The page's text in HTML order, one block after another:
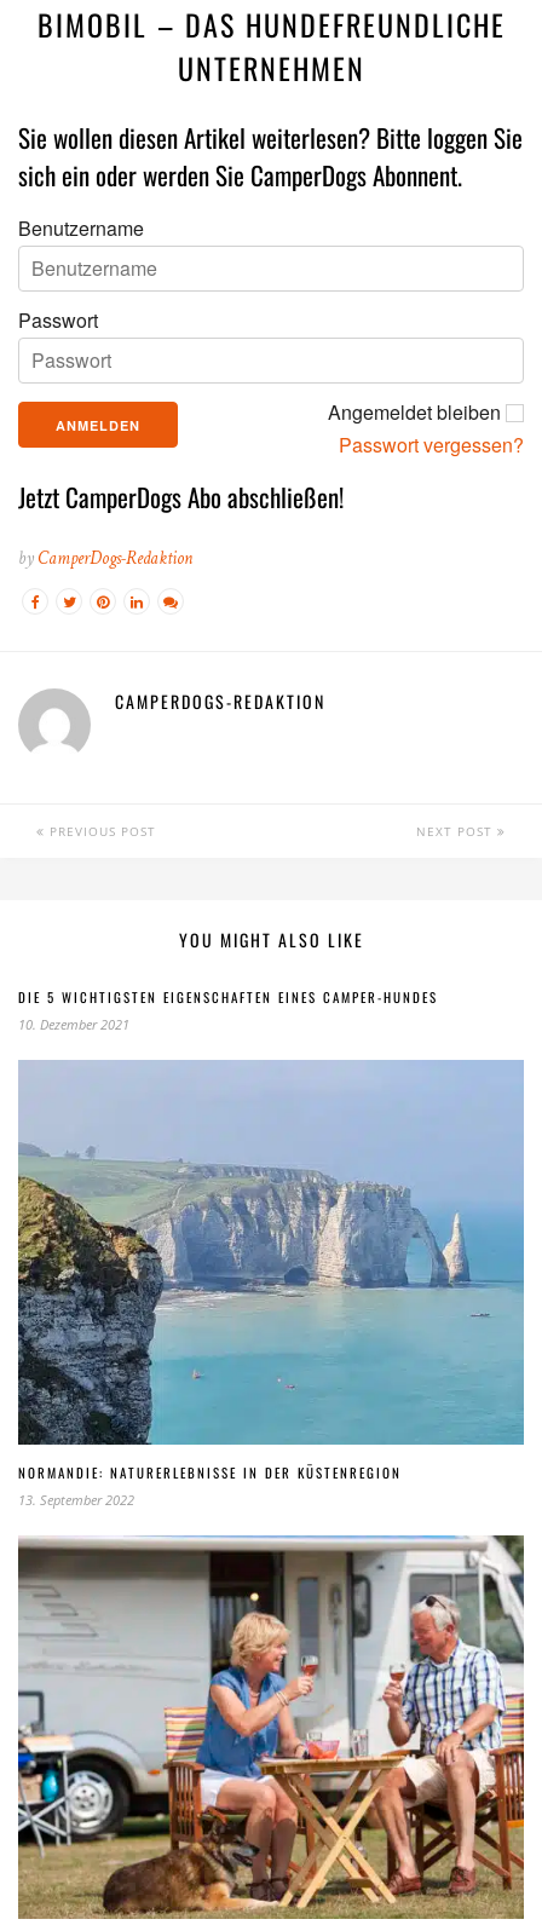
BIMOBIL – DAS HUNDEFREUNDLICHE
UNTERNEHMEN
Sie wollen diesen Artikel weiterlesen? Bitte loggen Sie
sich ein oder werden Sie CamperDogs Abonnent.
Benutzername
Passwort
Angemeldet bleiben
Passwort vergessen?
Jetzt CamperDogs Abo abschließen!
byCamperDogs-Redaktion
CAMPERDOGS-REDAKTION
PREVIOUS POST NEXT POST
YOU MIGHT ALSO LIKE
DIE 5 WICHTIGSTEN EIGENSCHAFTEN EINES CAMPER-HUNDES
10. Dezember 2021
NORMANDIE: NATURERLEBNISSE IN DER KÜSTENREGION
13. September 2022